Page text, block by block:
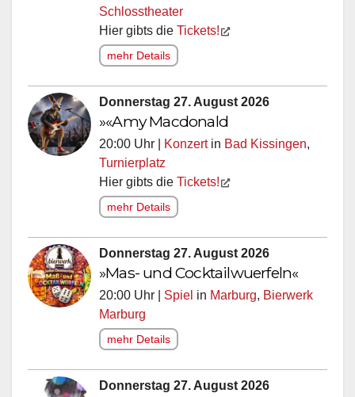
Schlosstheater
Hier gibts die Tickets!
mehr Details
Donnerstag 27. August 2026
»«Amy Macdonald
20:00 Uhr | Konzertin Bad Kissingen,
Turnierplatz
Hier gibts die Tickets!
mehr Details
Donnerstag 27. August 2026
»Mas- und Cocktailwuerfeln«
20:00 Uhr | Spiel in Marburg, Bierwerk
Marburg
mehr Details
Donnerstag 27. August 2026